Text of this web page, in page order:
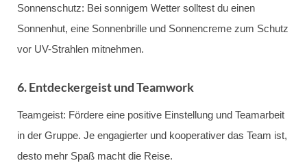
Sonnenschutz: Bei sonnigem Wetter solltest du einen
Sonnenhut, eine Sonnenbrille und Sonnencreme zum Schutz
vor UV-Strahlen mitnehmen.
6. Entdeckergeist und Teamwork
Teamgeist: Fördere eine positive Einstellung und Teamarbeit
in der Gruppe. Je engagierter und kooperativer das Team ist,
desto mehr Spaß macht die Reise.